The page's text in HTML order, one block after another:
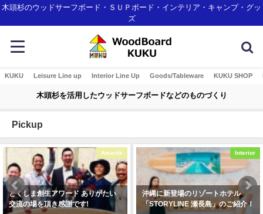
木頭杉のウッドサーフボード・ＳＵＰボード・インテリア・キャンプ・グッ
ズ
KUKU Leisure Line up Interior Line Up Goods/Tableware KUKU SHOP
木頭杉を活用したウッドサーフボードなどのものづくり
Pickup
Awards
とくしま創生アワード ありがたい
交流の場を頂き感謝です!
Interior
沖縄に新登場のリゾートホテル
「STORYLINE 瀬長島」のご紹介！